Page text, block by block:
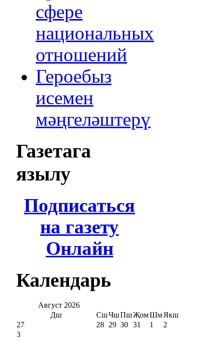
сфере
национальных
отношений
Героебыз
исемен
мәңгеләштерү
Газетага
язылу
Подписаться
на газету
Онлайн
Календарь
Август 2026
Дш
СшЧшПшҖомШмЯкш
27
28 29 30 31 1
2
3